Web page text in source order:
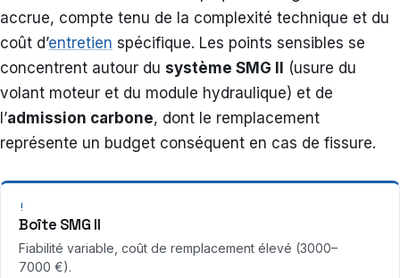
accrue, compte tenu de la complexité technique et du
coût d’entretien spécifique. Les points sensibles se
concentrent autour du système SMG II
(usure du
volant moteur et du module hydraulique) et de
l’admission carbone, dont le remplacement
représente un budget conséquent en cas de fissure.
!
Boîte SMG II
Fiabilité variable, coût de remplacement élevé (3000–
7000 €).